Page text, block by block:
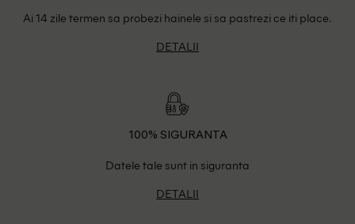
Ai 14 zile termen sa probezi hainele si sa pastrezi ce iti place.
DETALII
100% SIGURANTA
Datele tale sunt in siguranta
DETALII